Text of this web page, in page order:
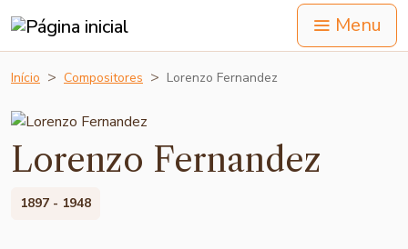
Menu
Início Compositores Lorenzo Fernandez
Lorenzo Fernandez
1897 - 1948